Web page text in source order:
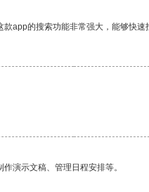
app的搜索功能非常强大，能够快速
演示文稿、管理日程安排等。